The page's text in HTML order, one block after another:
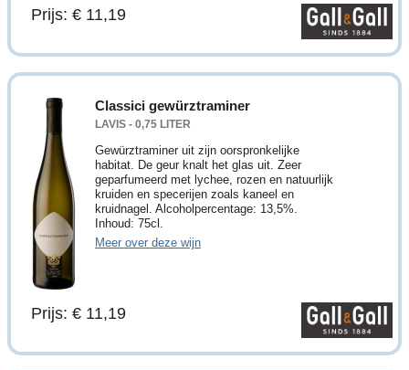
Prijs: € 11,19
Classici gewürztraminer
LAVIS - 0,75 LITER
Gewürztraminer uit zijn oorspronkelijke
habitat. De geur knalt het glas uit. Zeer
geparfumeerd met lychee, rozen en natuurlijk
kruiden en specerijen zoals kaneel en
kruidnagel. Alcoholpercentage: 13,5%.
Inhoud: 75cl.
Meer over deze wijn
Prijs: € 11,19